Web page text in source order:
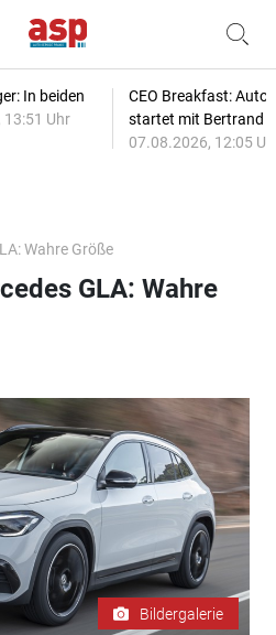
In beiden
Uhr
CEO Breakfast:
startet mit Bertrand
07.08.2026, 12:05
Wahre Größe
GLA: Wahre
Bildergalerie